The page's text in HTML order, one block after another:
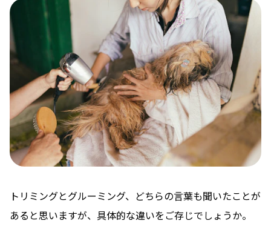
トリミングとグルーミング、どちらの言葉も聞いたことが
あると思いますが、具体的な違いをご存じでしょうか。